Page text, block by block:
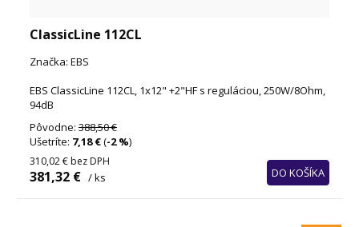
ClassicLine 112CL
Značka: EBS
EBS ClassicLine 112CL, 1x12" +2"HF s reguláciou, 250W/8Ohm,
94dB
Pôvodne: 388,50 €
Ušetríte: 7,18 €(-2 %)
310,02 € bez DPH
381,32 € / ks DO KOŠÍKA